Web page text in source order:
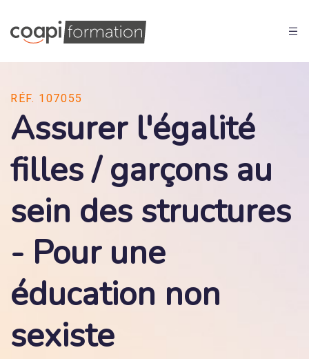
RÉF. 107055
Assurer l'égalité
filles / garçons au
sein des structures
- Pour une
éducation non
sexiste